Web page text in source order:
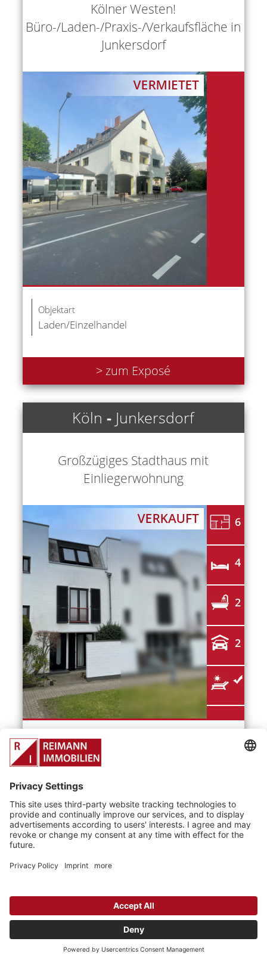
Kölner Westen!
Büro-/Laden-/Praxis-/Verkaufsfläche in
Junkersdorf
Objektart
Laden/Einzelhandel
> zum Exposé
Köln - Junkersdorf
Großzügiges Stadthaus mit
Einliegerwohnung
6
4
2
2
Objektart
Haus
Wohnfläche
180 m²
»